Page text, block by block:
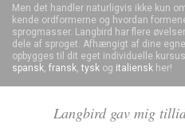
Men det handler naturligvis ikke kun
kende ordformerne og hvordan
sprogmasser. Langbird har flere
dele af sproget. Afhængigt af dine
opbygges til dit eget individuelle
spansk, fransk,tysk og italiensk her!
Langbird gav mig